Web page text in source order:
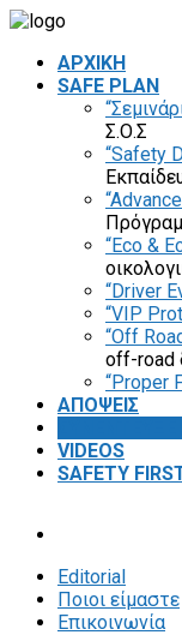
ΑΡΧΙΚΗ
SAFE PLAN
Σ.Ο.Σ
“Safety
“Eco &
“Driver
“VIP
“Off
off-road
“Proper
ΑΠΟΨΕΙΣ
VIDEOS
SAFETY
Editorial
Ποιοι είμαστε
Επικοινωνία